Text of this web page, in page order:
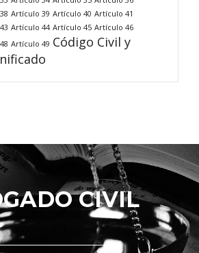
Artículo 39 Artículo 40 Artículo 41
Artículo 44 Artículo 45 Artículo 46
Artículo 49 Código Civil y
CIVIL